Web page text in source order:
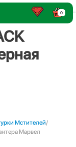
0
Мстителей/
Марвел